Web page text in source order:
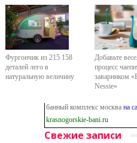
Фургончик из 215 158
деталей лего в
натуральную величину
Добавьте
процесс
заварником
Nessie»
банный комплекс москва на
krasnogorskie-bani.ru
Свежие записи